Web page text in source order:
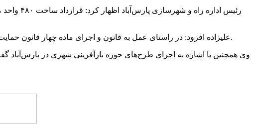
علیزاده افزود: در راستای عمل به قانون و اجرای ماده چهار قانون حمایت از خانواده و جوانی جمعیت ۵۰۰ متقاضی (سه فرزند و بالاتر) جهت بهره‌مندی از این قانون در شهرستان پارس‌آباد ثبت‌نام کرده‌اند.
وی همچنین با اشاره به اجرای طرح‌های حوزه بازآفرینی شهری در